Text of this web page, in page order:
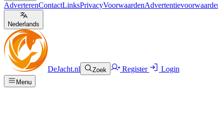
AdverterenContactLinksPrivacyVoorwaarden
Nederlands
DeJacht.nl Zoek Register Login
Menu